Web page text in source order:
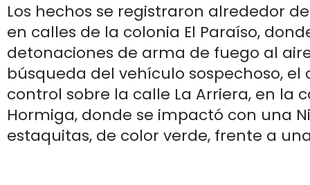
Los hechos se registraron alrededor
en calles de la colonia El Paraíso,
detonaciones de arma de fuego al
búsqueda del vehículo sospechoso, el
control sobre la calle La Arriera, en la
Hormiga, donde se impactó con una
estaquitas, de color verde, frente a